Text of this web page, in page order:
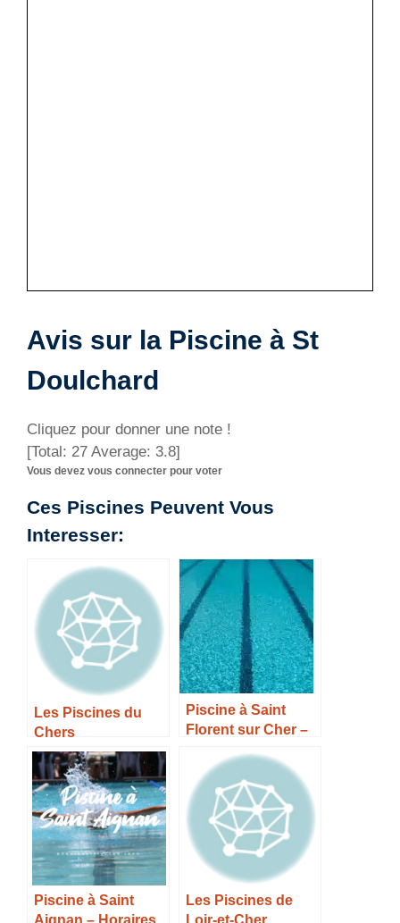
Avis sur la Piscine à St
Doulchard
Cliquez pour donner une note !
[Total: 27 Average: 3.8]
Vous devez vous connecter pour voter
Ces Piscines Peuvent Vous
Interesser:
Les Piscines du
Chers
Piscine à Saint
Florent sur Cher –
Infos –
Piscine à Saint
Les Piscines de